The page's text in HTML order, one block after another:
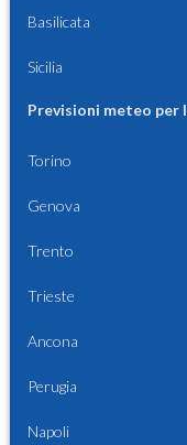
Basilicata
Sicilia
Previsioni meteo
Torino
Genova
Trento
Trieste
Ancona
Perugia
Napoli